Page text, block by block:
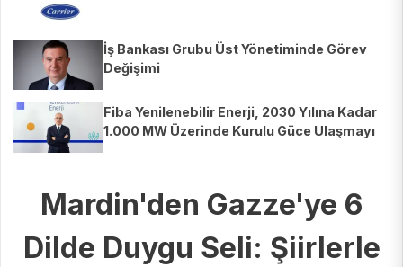
İş Bankası Grubu Üst Yönetiminde Görev
Değişimi
Fiba Yenilenebilir Enerji, 2030 Yılına Kadar
1.000 MW Üzerinde Kurulu Güce Ulaşmayı
Mardin'den Gazze'ye 6
Dilde Duygu Seli: Şiirlerle